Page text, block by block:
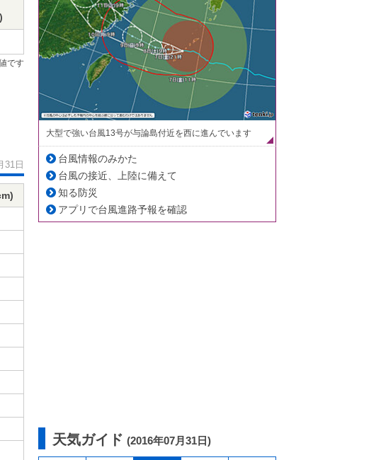
です
31日
大型で強い台風13号が与論島付近を西に進んでいます
台風情報のみかた
台風の接近、上陸に備えて
知る防災
アプリで台風進路予報を確認
天気ガイド (2016年07月31日)